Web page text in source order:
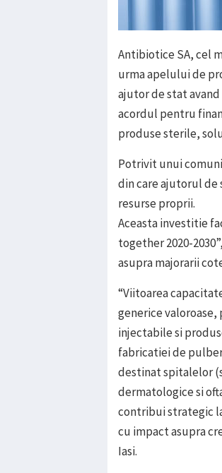
Antibiotice SA, cel
urma apelului de
ajutor de stat
acordul pentru
produse sterile,
Potrivit unui
din care ajutorul de
resurse proprii.
Aceasta investitie
together 2020-
asupra majorarii
“Viitoarea
generice
injectabile si
fabricatiei de
destinat spitalelor
dermatologice si
contribui strategic
cu impact asupra
Iasi.